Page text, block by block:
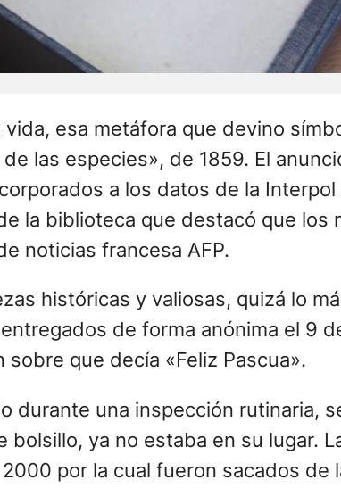
esa metáfora que devino
las especies», de 1859. El
a los datos de la
la biblioteca que destacó que los
noticias francesa AFP.
históricas y valiosas, quizá lo
de forma anónima el 9
que decía «Feliz Pascua».
durante una inspección rutinaria,
ya no estaba en su lugar.
por la cual fueron sacados de